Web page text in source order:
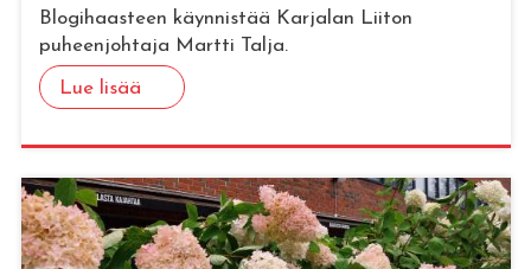
Blogihaasteen käynnistää Karjalan Liiton
puheenjohtaja Martti Talja.
Lue lisää